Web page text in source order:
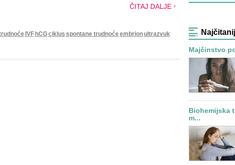
ČITAJ DALJE
IVF hCGciklus spontane trudnoćeembrionultrazvuk
Majčinstvo
Biohemijska
m...